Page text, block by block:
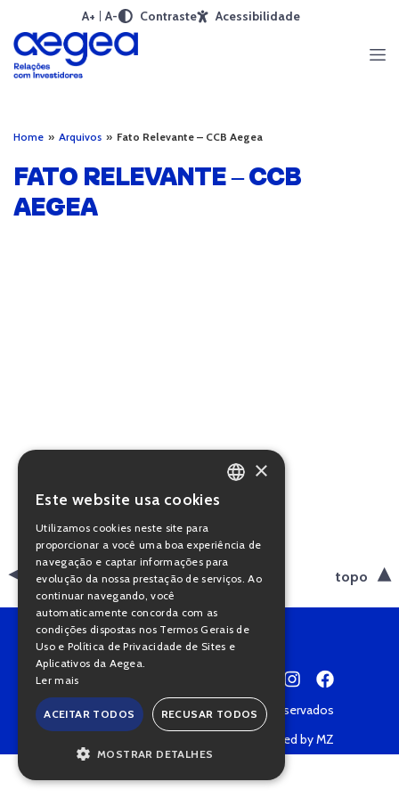
A+ A- Contraste Acessibilidade
Home » Arquivos » Fato Relevante – CCB Aegea
FATO RELEVANTE – CCB
AEGEA
voltar topo
Copyright © 2022 • Todos os direitos reservados
Powered by MZ
PORTUGUESE
×
Este website usa cookies
Utilizamos cookies neste site para
proporcionar a você uma boa experiência de
navegação e captar informações para
evolução da nossa prestação de serviços. Ao
continuar navegando, você
automaticamente concorda com as
condições dispostas nos Termos Gerais de
Uso e Política de Privacidade de Sites e
Aplicativos da Aegea.
Ler mais
ACEITAR TODOS RECUSAR TODOS
MOSTRAR DETALHES